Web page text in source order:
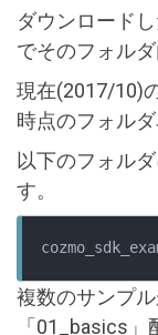
ダウンロード
でそのフォルダ
現在(2017/10)
時点のフォルダ
以下のフォル
す。
複数のサンプ
「01_basics